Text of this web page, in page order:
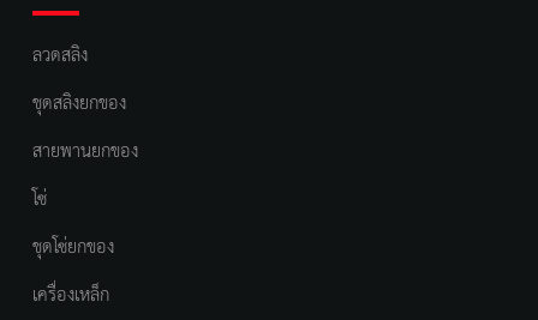
ลวดสลิง
ชุดสลิงยกของ
สายพานยกของ
โซ่
ชุดโซ่ยกของ
เครื่องเหล็ก